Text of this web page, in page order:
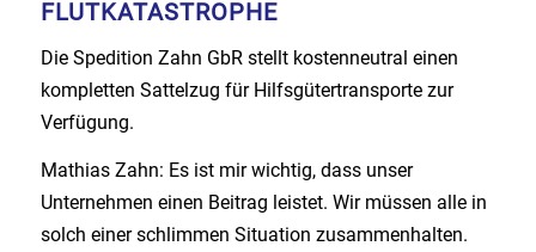
FLUTKATASTROPHE
Die Spedition Zahn GbR stellt kostenneutral einen
kompletten Sattelzug für Hilfsgütertransporte zur
Verfügung.
Mathias Zahn: Es ist mir wichtig, dass unser
Unternehmen einen Beitrag leistet. Wir müssen alle in
solch einer schlimmen Situation zusammenhalten.